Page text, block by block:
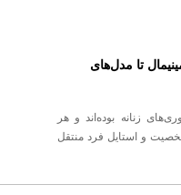
تا مدل‌های
زنانه بوده‌اند و هر
و استایل فرد منتقل